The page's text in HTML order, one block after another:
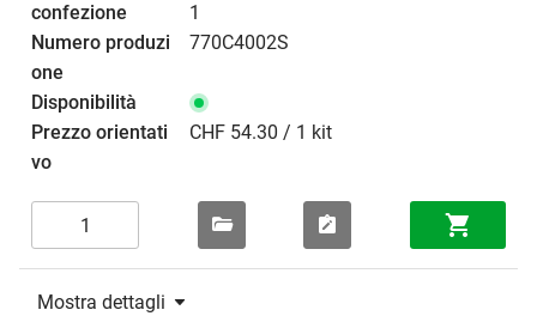
1
770C4002S
CHF 54.30 / 1 kit
Mostra dettagli